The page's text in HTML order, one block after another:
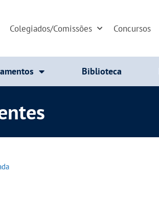
Colegiados/Comissões Concursos
Biblioteca